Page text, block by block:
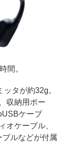
間。
タが約32g。
収納用ポー
ケーブ
オケーブル、
ルなどが付属